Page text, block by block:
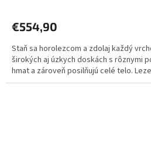
€554,90
Staň sa horolezcom a zdolaj každý
širokých aj úzkych doskách s rôznymi
hmat a zároveň posilňujú celé telo.